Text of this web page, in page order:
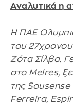
Αναλυτικά η
Η ΠΑΕ
του
Ζότα Σίλβα.
στο Melres,
της
Ferreira,